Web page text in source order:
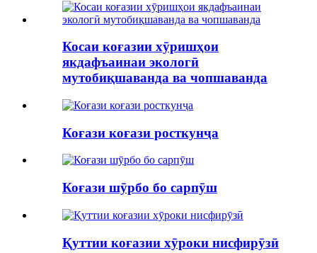
Косаи коғазии хӯришҳои
якдафъаинаи экологӣ
мутобиқшаванда ва чопшаванда
Коғази коғази росткунҷа
Коғази шӯрбо бо сарпӯш
Қуттии коғазии хӯроки нисфирӯзӣ